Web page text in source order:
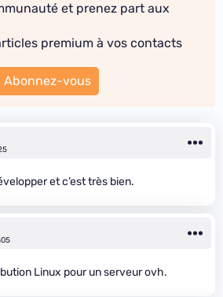
et prenez part aux
premium à vos contacts
Abonnez-vous
et c’est très bien.
Linux pour un serveur ovh.